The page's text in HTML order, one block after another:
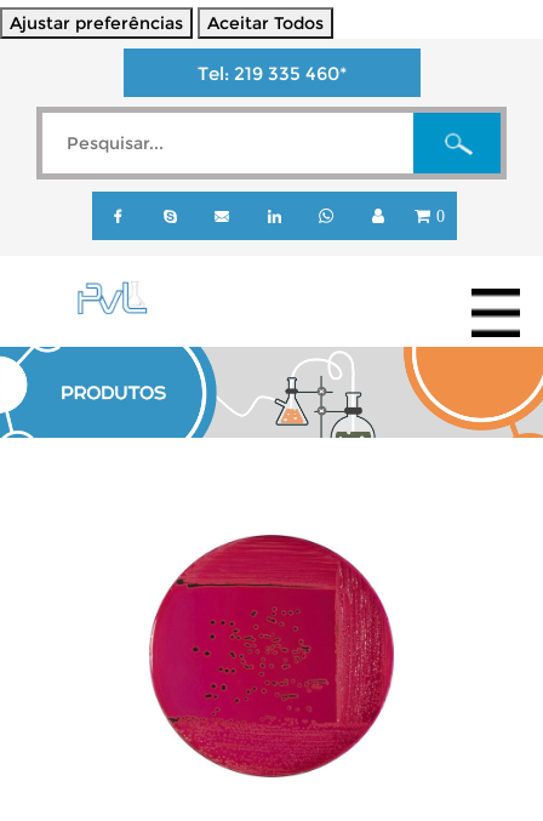
Ajustar preferências
Aceitar Todos
Tel: 219 335 460*
0